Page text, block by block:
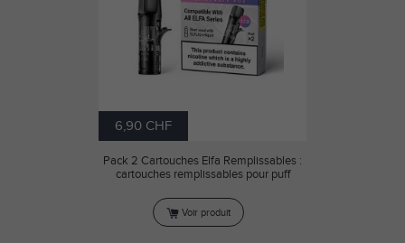
6,90 CHF
Pack 2 Cartouches Elfa Remplissables :
cartouches remplissables pour puff
Voir produit